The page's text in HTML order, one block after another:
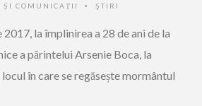
ȘI COMUNICAȚII • ŞTIRI
la împlinirea a 28 de ani de la
a părintelui Arsenie Boca, la
în care se regăsește mormântul